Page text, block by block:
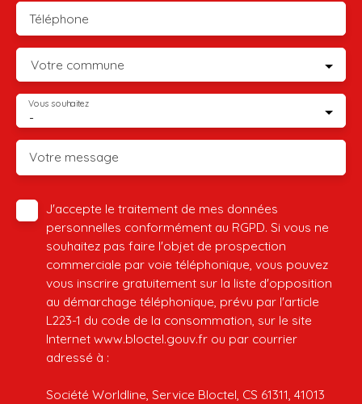
Téléphone
Votre commune
-
Vous souhaitez
Votre message
J'accepte le traitement de mes données
personnelles conformément au RGPD. Si vous ne
souhaitez pas faire l'objet de prospection
commerciale par voie téléphonique, vous pouvez
vous inscrire gratuitement sur la liste d'opposition
au démarchage téléphonique, prévu par l'article
L223-1 du code de la consommation, sur le site
Internet www.bloctel.gouv.fr ou par courrier
adressé à :
Société Worldline, Service Bloctel, CS 61311, 41013